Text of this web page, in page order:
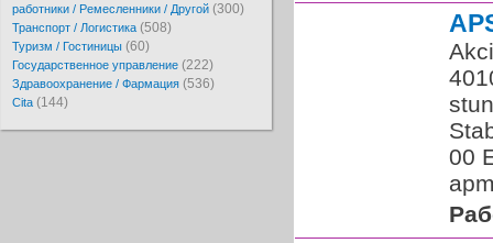
работники / Ремесленники / Другой (300)
Транспорт / Логистика (508)
Туризм / Гостиницы (60)
Государственное управление (222)
Здравоохранение / Фармация (536)
Cita (144)
00